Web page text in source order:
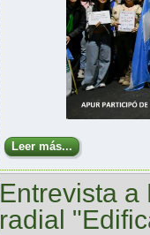
Leer más...
Entrevista
radial